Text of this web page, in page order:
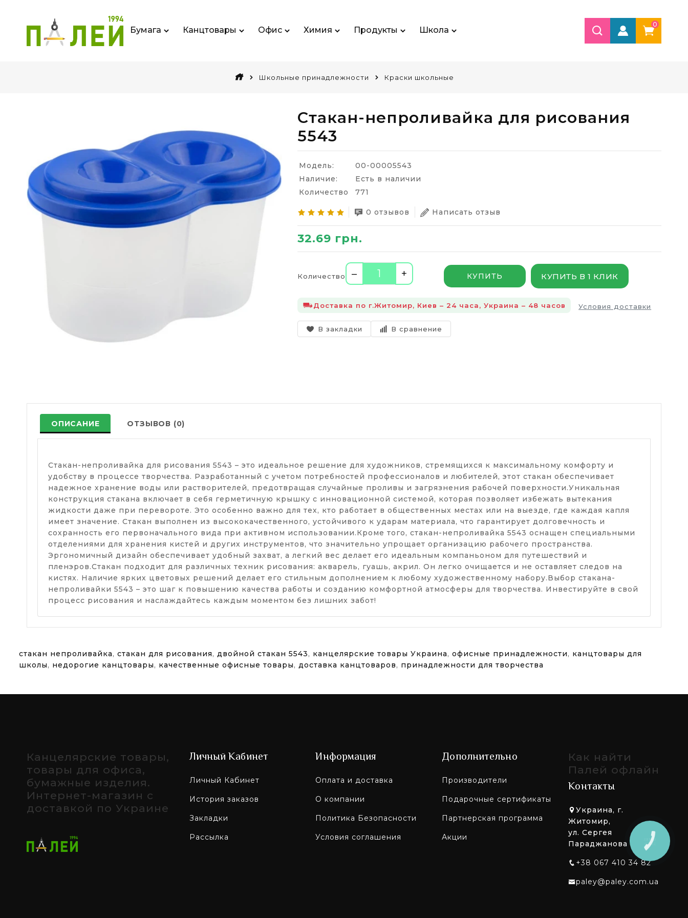
Бумага Канцтовары Офис Химия Продукты Школа
0
Школьные принадлежности Краски школьные
Стакан-непроливайка для рисования
5543
Модель:
00-00005543
Наличие:
Есть в наличии
Количество
771
0 отзывов Написать отзыв
32.69 грн.
Количество – + КУПИТЬ КУПИТЬ В 1 КЛИК
Доставка по г.Житомир, Киев – 24 часа, Украина – 48 часов Условия доставки
В закладки В сравнение
ОПИСАНИЕ ОТЗЫВОВ (0)
Стакан-непроливайка для рисования 5543 – это идеальное решение для художников, стремящихся к максимальному комфорту и
удобству в процессе творчества. Разработанный с учетом потребностей профессионалов и любителей, этот стакан обеспечивает
надежное хранение воды или растворителей, предотвращая случайные проливы и загрязнения рабочей поверхности.Уникальная
конструкция стакана включает в себя герметичную крышку с инновационной системой, которая позволяет избежать вытекания
жидкости даже при перевороте. Это особенно важно для тех, кто работает в общественных местах или на выезде, где каждая капля
имеет значение. Стакан выполнен из высококачественного, устойчивого к ударам материала, что гарантирует долговечность и
сохранность его первоначального вида при активном использовании.Кроме того, стакан-непроливайка 5543 оснащен специальными
отделениями для хранения кистей и других инструментов, что значительно упрощает организацию рабочего пространства.
Эргономичный дизайн обеспечивает удобный захват, а легкий вес делает его идеальным компаньоном для путешествий и
пленэров.Стакан подходит для различных техник рисования: акварель, гуашь, акрил. Он легко очищается и не оставляет следов на
кистях. Наличие ярких цветовых решений делает его стильным дополнением к любому художественному набору.Выбор стакана-
непроливайки 5543 – это шаг к повышению качества работы и созданию комфортной атмосферы для творчества. Инвестируйте в свой
процесс рисования и наслаждайтесь каждым моментом без лишних забот!
стакан непроливайка, стакан для рисования, двойной стакан 5543, канцелярские товары Украина, офисные принадлежности, канцтовары для
школы, недорогие канцтовары, качественные офисные товары, доставка канцтоваров, принадлежности для творчества
Канцелярские товары,
товары для офиса,
бумажные изделия.
Интернет-магазин с
доставкой по Украине
Личный Кабинет
Личный Кабинет
История заказов
Закладки
Рассылка
Информация
Оплата и доставка
О компании
Политика Безопасности
Условия соглашения
Дополнительно
Производители
Подарочные сертификаты
Партнерская программа
Акции
Как найти
Палей офлайн
Контакты
Украина, г.
Житомир,
ул. Сергея
Параджанова 125
+38 067 410 34 82
paley@paley.com.ua
КНОПКА
ЗВ'ЯЗКУ